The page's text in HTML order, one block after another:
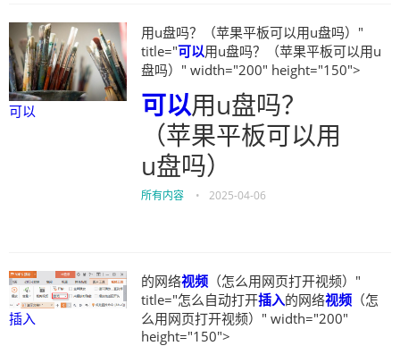
可以
用u盘吗？（苹果平板可以用u盘吗）"
title="可以用u盘吗？（苹果平板可以用u
盘吗）" width="200" height="150">
可以用u盘吗？
（苹果平板可以用
u盘吗）
所有内容 • 2025-04-06
插入
的网络视频 （怎么用网页打开视频）"
title="怎么自动打开插入的网络视频 （怎
么用网页打开视频）" width="200"
height="150">